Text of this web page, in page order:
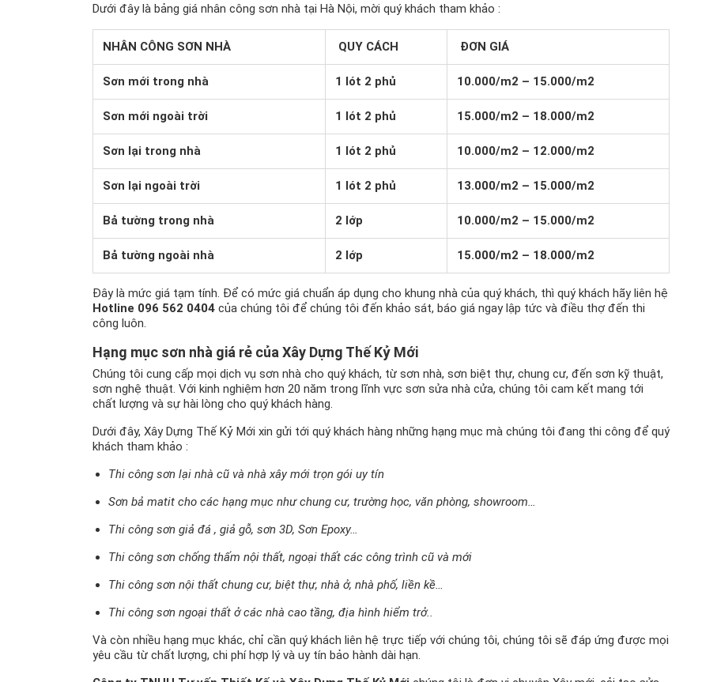
Dưới đây là bảng giá nhân công sơn nhà tại Hà Nội, mời quý khách tham khảo :
NHÂN CÔNG SƠN NHÀ QUY CÁCH ĐƠN GIÁ
Sơn mới trong nhà 1 lót 2 phủ 10.000/m2 – 15.000/m2
Sơn mới ngoài trời 1 lót 2 phủ 15.000/m2 – 18.000/m2
Sơn lại trong nhà 1 lót 2 phủ 10.000/m2 – 12.000/m2
Sơn lại ngoài trời 1 lót 2 phủ 13.000/m2 – 15.000/m2
Bả tường trong nhà 2 lớp 10.000/m2 – 15.000/m2
Bả tường ngoài nhà 2 lớp 15.000/m2 – 18.000/m2
Đây là mức giá tạm tính. Để có mức giá chuẩn áp dụng cho khung nhà của quý khách, thì quý khách hãy liên hệ
Hotline 096 562 0404 của chúng tôi để chúng tôi đến khảo sát, báo giá ngay lập tức và điều thợ đến thi
công luôn.
Hạng mục sơn nhà giá rẻ của Xây Dựng Thế Kỷ Mới
Chúng tôi cung cấp mọi dịch vụ sơn nhà cho quý khách, từ sơn nhà, sơn biệt thự, chung cư, đến sơn kỹ thuật,
sơn nghệ thuật. Với kinh nghiệm hơn 20 năm trong lĩnh vực sơn sửa nhà cửa, chúng tôi cam kết mang tới
chất lượng và sự hài lòng cho quý khách hàng.
Dưới đây, Xây Dựng Thế Kỷ Mới xin gửi tới quý khách hàng những hạng mục mà chúng tôi đang thi công để quý
khách tham khảo :
Thi công sơn lại nhà cũ và nhà xây mới trọn gói uy tín
Sơn bả matit cho các hạng mục như chung cư, trường học, văn phòng, showroom…
Thi công sơn giả đá , giả gỗ, sơn 3D, Sơn Epoxy…
Thi công sơn chống thấm nội thất, ngoại thất các công trình cũ và mới
Thi công sơn nội thất chung cư, biệt thự, nhà ở, nhà phố, liền kề…
Thi công sơn ngoại thất ở các nhà cao tầng, địa hình hiểm trở..
Và còn nhiều hạng mục khác, chỉ cần quý khách liên hệ trực tiếp với chúng tôi, chúng tôi sẽ đáp ứng được mọi
yêu cầu từ chất lượng, chi phí hợp lý và uy tín bảo hành dài hạn.